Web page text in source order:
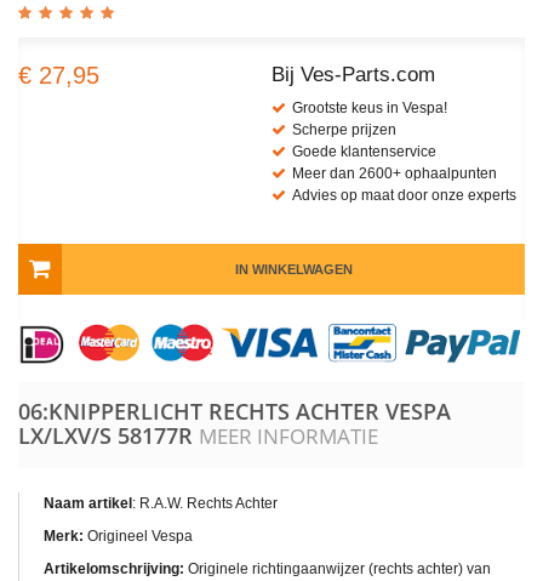
€ 27,95 Bij Ves-Parts.com
Grootste keus in Vespa!
Scherpe prijzen
Goede klantenservice
Meer dan 2600+ ophaalpunten
Advies op maat door onze experts
IN WINKELWAGEN
06:KNIPPERLICHT RECHTS ACHTER VESPA
LX/LXV/S 58177R MEER INFORMATIE
Naam artikel : R.A.W. Rechts Achter
Merk: Origineel Vespa
Artikelomschrijving: Originele richtingaanwijzer (rechts achter) van